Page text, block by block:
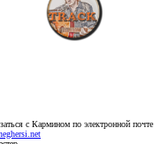
с Кармином по электронной почте